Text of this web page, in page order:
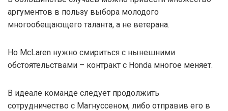
аргументов в пользу выбора молодого
многообещающего таланта, а не ветерана.
Но McLaren нужно смириться с нынешними
обстоятельствами – контракт с Honda многое меняет.
В идеале команде следует продолжить
сотрудничество с Магнуссеном, либо отправив его в